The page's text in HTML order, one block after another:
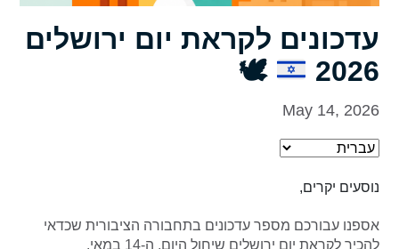
עדכונים לקראת יום ירושלים
2026
🕊
May 14, 2026
נוסעים יקרים,
אספנו עבורכם מספר עדכונים בתחבורה הציבורית שכדאי
להכיר לקראת יום ירושלים שיחול היום, ה-14 במאי.